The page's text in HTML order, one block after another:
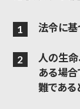
法令に基
人の生
ある場合
難である